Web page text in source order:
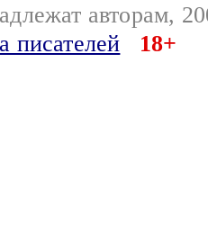
авторам,
писателей
18+